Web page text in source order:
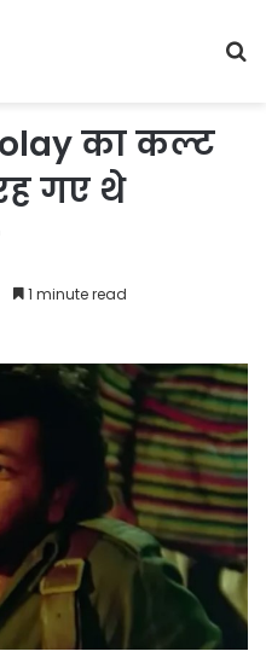
का कल्ट
गए थे
1 minute read